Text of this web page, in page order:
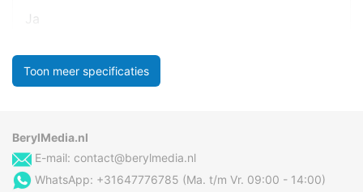
Ja
Toon meer specificaties
BerylMedia.nl
E-mail: contact@berylmedia.nl
WhatsApp: +31647776785 (Ma. t/m Vr. 09:00 - 14:00)